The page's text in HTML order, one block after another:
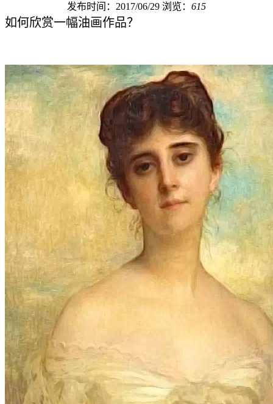
发布时间：2017/06/29 浏览： 615
如何欣赏一幅油画作品？